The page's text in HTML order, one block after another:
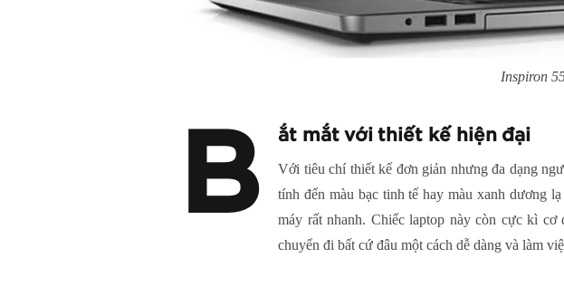
Inspiron
B ắt mắt với thiết kế hiện đại
Với tiêu chí thiết kế đơn giản nhưng đa dạng
tính đến màu bạc tinh tế hay màu xanh dương
máy rất nhanh. Chiếc laptop này còn cực kì
chuyển đi bất cứ đâu một cách dễ dàng và làm